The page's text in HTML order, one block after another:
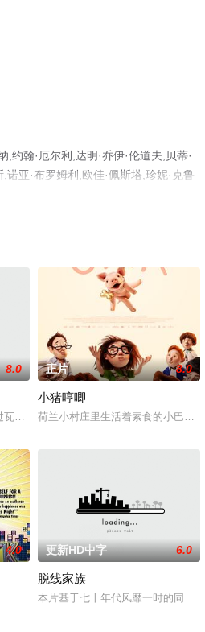
约翰·厄尔利,达明·乔伊·伦道夫,贝蒂·
亚·布罗姆利,欧佳·佩斯塔,珍妮·克鲁
美国电影，手机免费观看高清无删减完
特拉是一个安静的纹有纹身的女人，禁锢
微服私访的吧！这一天，厌倦了宫中繁文
8.0
拉吉亚（Wallachia）中部的荒芜之地。
正片 8.0
小猪哼唧
荷兰小村庄里生活着素食的小巴一
堂不断。
留下的一本笔记而决定下山。初入江湖
4.0 更新HD中字 6.0
脱线家族
本片基于七十年代风靡一时的同名